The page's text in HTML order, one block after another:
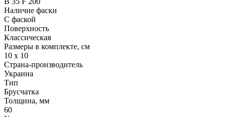
Наличие фаски
С фаской
Поверхность
Классическая
Размеры в комплекте, см
10 х 10
Страна-производитель
Украина
Тип
Брусчатка
Толщина, мм
60